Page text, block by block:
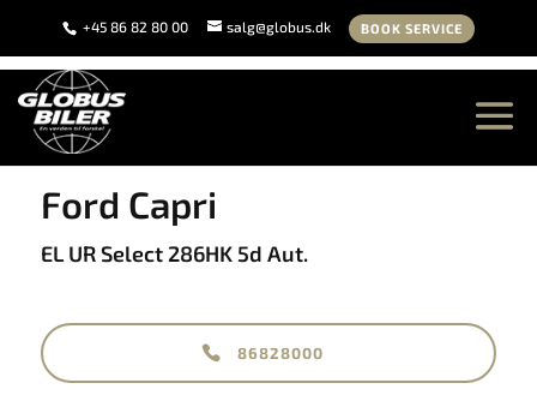
+45 86 82 80 00 salg@globus.dk BOOK SERVICE
<Tilbage til søgeresultat
Ford Capri
EL UR Select 286HK 5d Aut.
86828000